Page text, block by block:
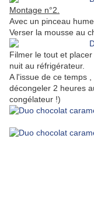
Montage n°2.
Avec un pinceau
Verser la mousse au
Filmer le tout et
nuit au réfrigérateur.
A l'issue de ce temps
décongeler 2 heures
congélateur !)